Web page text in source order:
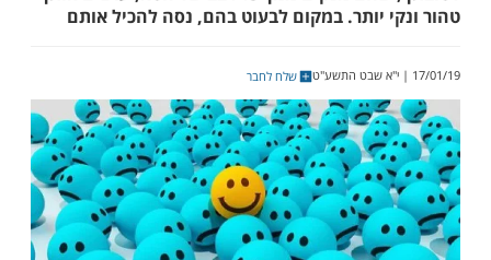
לא שש ושמח כשמגיעים אליו ייסורים,
מנקים ממך כל רבב של חטא, עושים אותך
יותר. במקום לבעוט בהם, נסה להכיל אותם
שלח לחבר